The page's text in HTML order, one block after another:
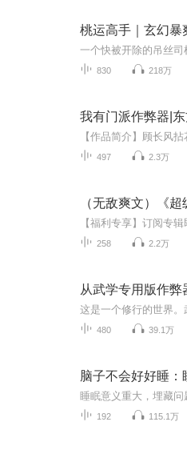
桃运高手｜玄幻暴
830 218万
497 2.3万
258 2.2万
480 39.1万
192 115.1万